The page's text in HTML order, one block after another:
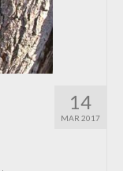
14
MAR 2017